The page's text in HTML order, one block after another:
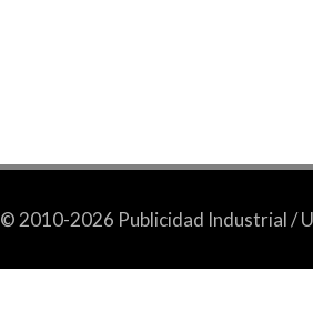
© 2010-2026 Publicidad Industrial /